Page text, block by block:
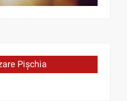
Pișchia